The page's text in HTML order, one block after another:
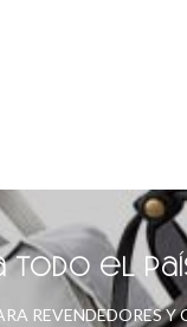
todo el
REVENDEDORES Y